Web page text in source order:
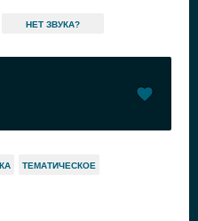
HЕТ ЗВУКА?
ТЕМАТИЧЕСКОЕ